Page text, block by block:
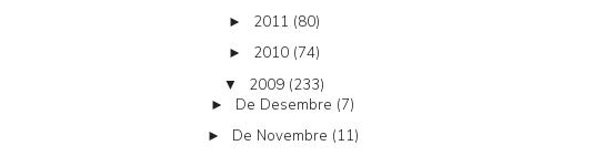
► 2011 (80)
► 2010 (74)
▼ 2009 (233)
► De Desembre (7)
► De Novembre (11)